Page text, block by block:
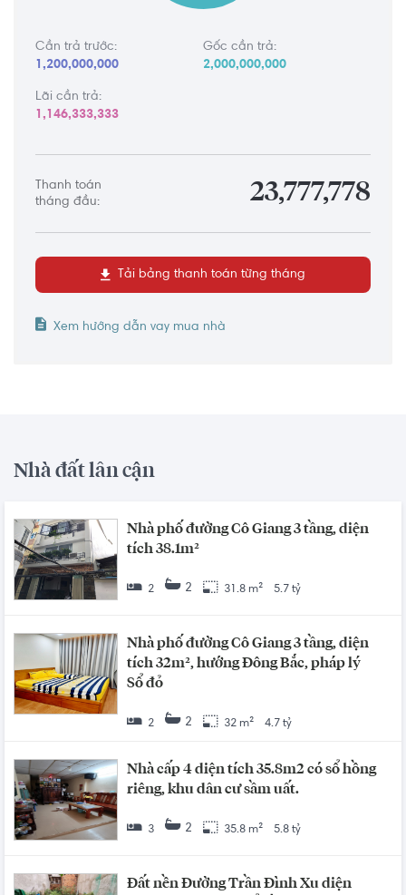
Cần trả trước:
1,200,000,000
Gốc cần trả:
2,000,000,000
Lãi cần trả:
1,146,333,333
Thanh toán
tháng đầu:
23,777,778
Tải bảng thanh toán từng tháng
Xem hướng dẫn vay mua nhà
Nhà đất lân cận
Nhà phố đường Cô Giang 3 tầng, diện
tích 38.1m²
2 2 31.8 m² 5.7 tỷ
Nhà phố đường Cô Giang 3 tầng, diện
tích 32m², hướng Đông Bắc, pháp lý
Sổ đỏ
2 2 32 m² 4.7 tỷ
Nhà cấp 4 diện tích 35.8m2 có sổ hồng
riêng, khu dân cư sầm uất.
3 2 35.8 m² 5.8 tỷ
Đất nền Đường Trần Đình Xu diện